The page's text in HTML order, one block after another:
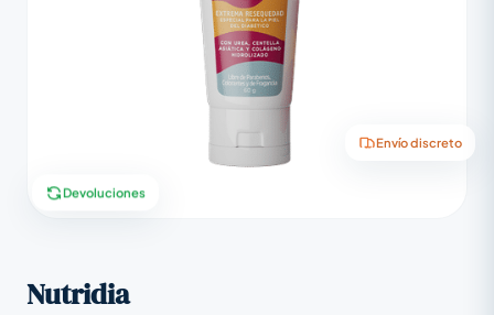
Envío discreto
Devoluciones
Nutridia